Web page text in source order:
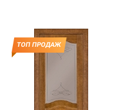
ТОП ПРОДАЖ